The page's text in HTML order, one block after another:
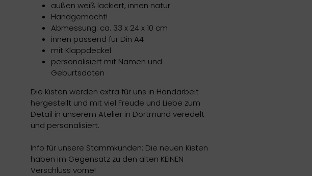
außen weiß lackiert, innen natur
Handgemacht!
Abmessung: ca. 33 x 24 x 10 cm
innen passend für Din A4
mit Klappdeckel
personalisiert mit Namen und
Geburtsdaten
Die Kisten werden extra für uns in Handarbeit
hergestellt und mit viel Freude und Liebe zum
Detail in unserem Atelier in Dortmund veredelt
und personalisiert.
Info für unsere Stammkunden: Die neuen Kisten
haben im Gegensatz zu den alten KEINEN
Verschluss vorne!